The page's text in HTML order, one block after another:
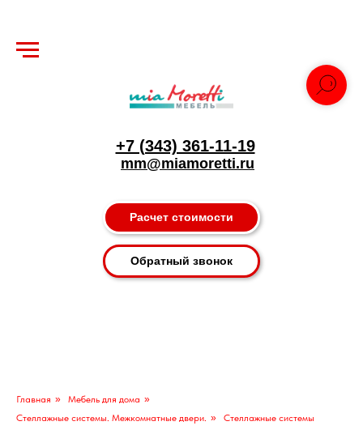
+7 (343) 361-11-19
mm@miamoretti.ru
Расчет стоимости
Обратный звонок
Главная » Мебель для дома »
Стеллажные системы. Межкомнатные двери. » Стеллажные системы